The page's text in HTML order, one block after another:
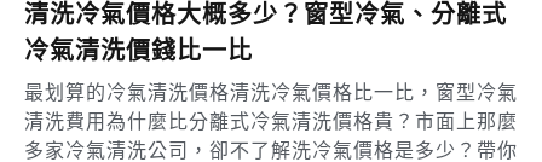
清洗冷氣價格大概多少？窗型冷氣、分離式
冷氣清洗價錢比一比
最划算的冷氣清洗價格清洗冷氣價格比一比，窗型冷氣
清洗費用為什麼比分離式冷氣清洗價格貴？市面上那麼
多家冷氣清洗公司，卻不了解洗冷氣價格是多少？帶你